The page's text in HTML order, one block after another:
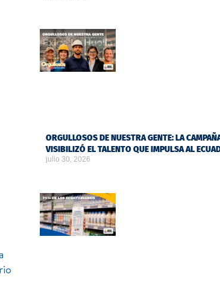
ORGULLOSOS DE NUESTRA GENTE: LA
VISIBILIZÓ EL TALENTO QUE IMPULSA AL
julio 30, 2026